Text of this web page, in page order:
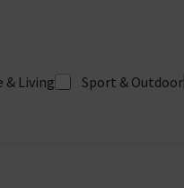
& Living Sport & Outdoor